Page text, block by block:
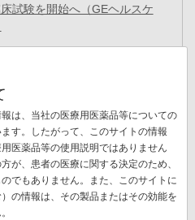
試験を開始へ（GEヘルスケ
）のお知らせ
大規模法人部門）」に認定
ース
ペ
6
ペ
7
ペ
8
ペ
9
次
››
は、当社の医療用医薬品等についての
す。したがって、このサイトの情報
医薬品等の使用説明ではありません
が、患者の医療に関する決定のため、
でもありません。また、このサイトに
の情報は、その製品またはその効能を